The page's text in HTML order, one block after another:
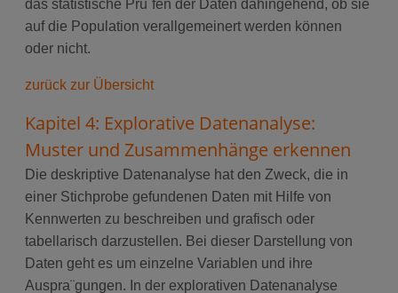
das statistische Pru¨fen der Daten dahingehend, ob sie
auf die Population verallgemeinert werden können
oder nicht.
zurück zur Übersicht
Kapitel 4: Explorative Datenanalyse:
Muster und Zusammenhänge erkennen
Die deskriptive Datenanalyse hat den Zweck, die in
einer Stichprobe gefundenen Daten mit Hilfe von
Kennwerten zu beschreiben und grafisch oder
tabellarisch darzustellen. Bei dieser Darstellung von
Daten geht es um einzelne Variablen und ihre
Auspra¨gungen. In der explorativen Datenanalyse